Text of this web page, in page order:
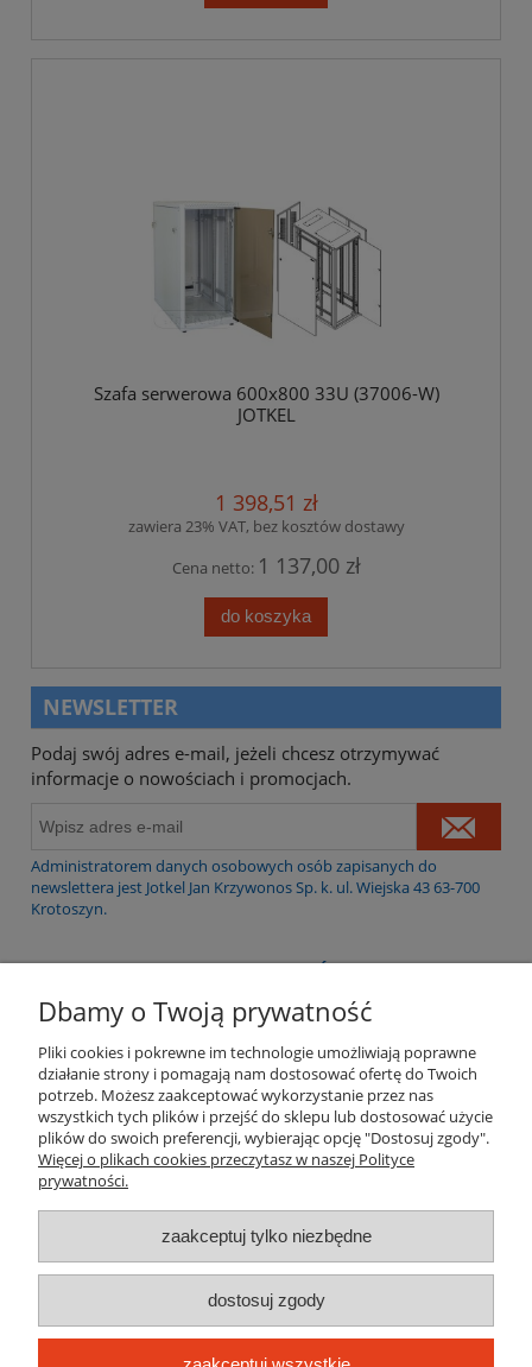
Szafa serwerowa 600x800 33U (37006-W)
JOTKEL
1 398,51 zł
zawiera 23% VAT, bez kosztów dostawy
Cena netto: 1 137,00 zł
do koszyka
NEWSLETTER
Podaj swój adres e-mail, jeżeli chcesz otrzymywać
informacje o nowościach i promocjach.
Administratorem danych osobowych osób zapisanych do
newslettera jest Jotkel Jan Krzywonos Sp. k. ul. Wiejska 43 63-700
Krotoszyn.
WARUNKI ZAKUPÓW
NAJCZĘSTSZE PYTANIA
OBSŁUGA PO SPRZEDAZY
MOJE KONTO
INFORMACJE O SKLEPIE
JOTKEL Jan Krzywonos Spółka komandytowa
Dbamy o Twoją prywatność
Pliki cookies i pokrewne im technologie umożliwiają poprawne
działanie strony i pomagają nam dostosować ofertę do Twoich
potrzeb. Możesz zaakceptować wykorzystanie przez nas
wszystkich tych plików i przejść do sklepu lub dostosować użycie
plików do swoich preferencji, wybierając opcję "Dostosuj zgody".
Więcej o plikach cookies przeczytasz w naszej Polityce
prywatności.
zaakceptuj tylko niezbędne
dostosuj zgody